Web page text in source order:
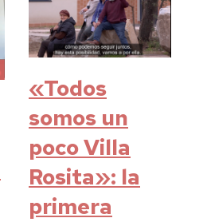
«Todos
somos un
poco Villa
Rosita»: la
primera